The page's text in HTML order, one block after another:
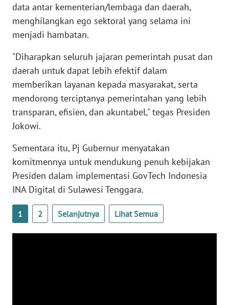
data antar kementerian/lembaga dan daerah,
menghilangkan ego sektoral yang selama ini
menjadi hambatan.
"Diharapkan seluruh jajaran pemerintah pusat dan
daerah untuk dapat lebih efektif dalam
memberikan layanan kepada masyarakat, serta
mendorong terciptanya pemerintahan yang lebih
transparan, efisien, dan akuntabel," tegas Presiden
Jokowi.
Sementara itu, Pj Gubernur menyatakan
komitmennya untuk mendukung penuh kebijakan
Presiden dalam implementasi GovTech Indonesia
INA Digital di Sulawesi Tenggara.
1 2 Selanjutnya Lihat Semua
WN
SULTENG
WN
SULBAR
WN
BABEL
SUMBAR
WN
SUMSEL
WN